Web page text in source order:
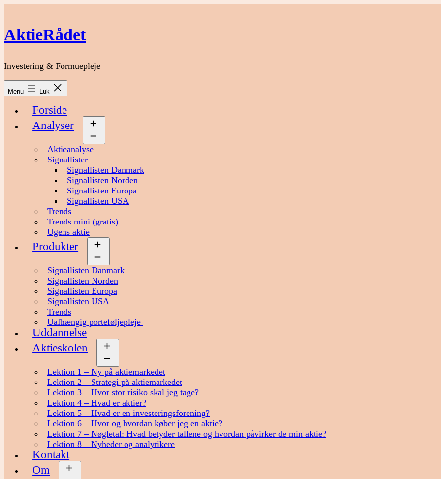
indhold
AktieRådet
Investering & Formuepleje
Menu Luk
Forside
Analyser
Aktieanalyse
Signallister
Signallisten Danmark
Signallisten Norden
Signallisten Europa
Signallisten USA
Trends
Trends mini (gratis)
Ugens aktie
Produkter
Signallisten Danmark
Signallisten Norden
Signallisten Europa
Signallisten USA
Trends
Uafhængig porteføljepleje
Uddannelse
Aktieskolen
Lektion 1 – Ny på aktiemarkedet
Lektion 2 – Strategi på aktiemarkedet
Lektion 3 – Hvor stor risiko skal jeg tage?
Lektion 4 – Hvad er aktier?
Lektion 5 – Hvad er en investeringsforening?
Lektion 6 – Hvor og hvordan køber jeg en aktie?
Lektion 7 – Nøgletal: Hvad betyder tallene og hvordan påvirker de min aktie?
Lektion 8 – Nyheder og analytikere
Kontakt
Om